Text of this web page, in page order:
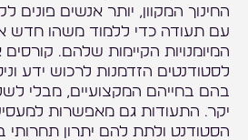
החינוך המקוון, יותר אנשים פונים
עם תעודה כדי ללמוד משהו חדש
המיומנויות הקיימות שלהם.
לסטודנטים הזדמנות לרכוש ידע
בהם בחייהם המקצועיים, מבלי
יקר. התעודות גם מאפשרות
הסטודנט ולתת להם יתרון